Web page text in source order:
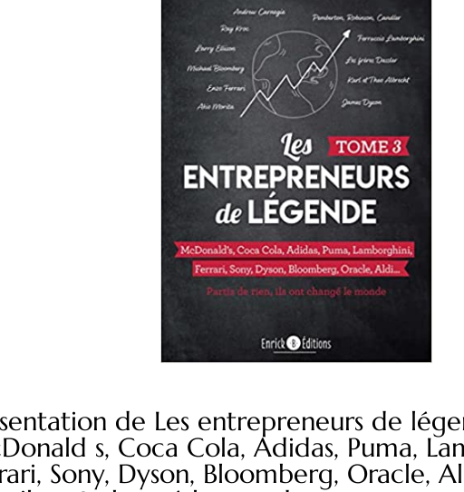
de Les entrepreneurs de
s, Coca Cola, Adidas, Puma,
Sony, Dyson, Bloomberg, Oracle,